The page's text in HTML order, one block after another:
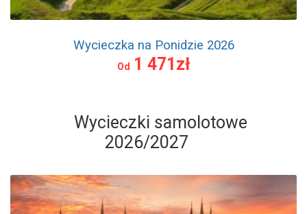
Wycieczka na Ponidzie 2026
Od 1 471zł
Wycieczki samolotowe
2026/2027